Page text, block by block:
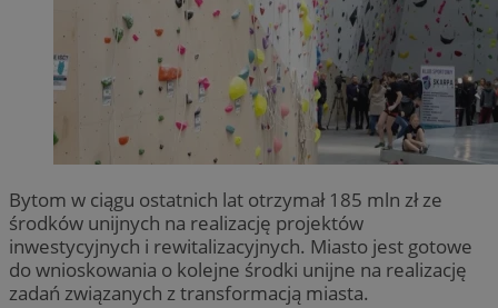
Bytom w ciągu ostatnich lat otrzymał 185 mln zł ze
środków unijnych na realizację projektów
inwestycyjnych i rewitalizacyjnych. Miasto jest gotowe
do wnioskowania o kolejne środki unijne na realizację
zadań związanych z transformacją miasta.